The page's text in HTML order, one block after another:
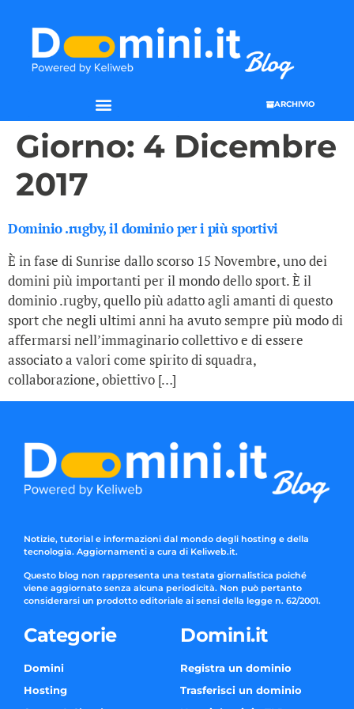
ARCHIVIO
Giorno: 4 Dicembre
2017
Dominio .rugby, il dominio per i più sportivi
È in fase di Sunrise dallo scorso 15 Novembre, uno dei
domini più importanti per il mondo dello sport. È il
dominio .rugby, quello più adatto agli amanti di questo
sport che negli ultimi anni ha avuto sempre più modo di
affermarsi nell’immaginario collettivo e di essere
associato a valori come spirito di squadra,
collaborazione, obiettivo […]
Notizie, tutorial e informazioni dal mondo degli hosting e della
tecnologia. Aggiornamenti a cura di Keliweb.it.
Questo blog non rappresenta una testata giornalistica poiché
viene aggiornato senza alcuna periodicità. Non può pertanto
considerarsi un prodotto editoriale ai sensi della legge n. 62/2001.
Categorie
Domini
Hosting
Domini.it
Registra un dominio
Trasferisci un dominio